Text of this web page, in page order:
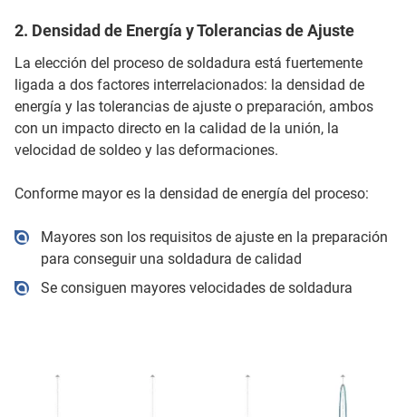
2. Densidad de Energía y Tolerancias de Ajuste
La elección del proceso de soldadura está fuertemente
ligada a dos factores interrelacionados: la densidad de
energía y las tolerancias de ajuste o preparación, ambos
con un impacto directo en la calidad de la unión, la
velocidad de soldeo y las deformaciones.
Conforme mayor es la densidad de energía del proceso:
Mayores son los requisitos de ajuste en la preparación
para conseguir una soldadura de calidad
Se consiguen mayores velocidades de soldadura